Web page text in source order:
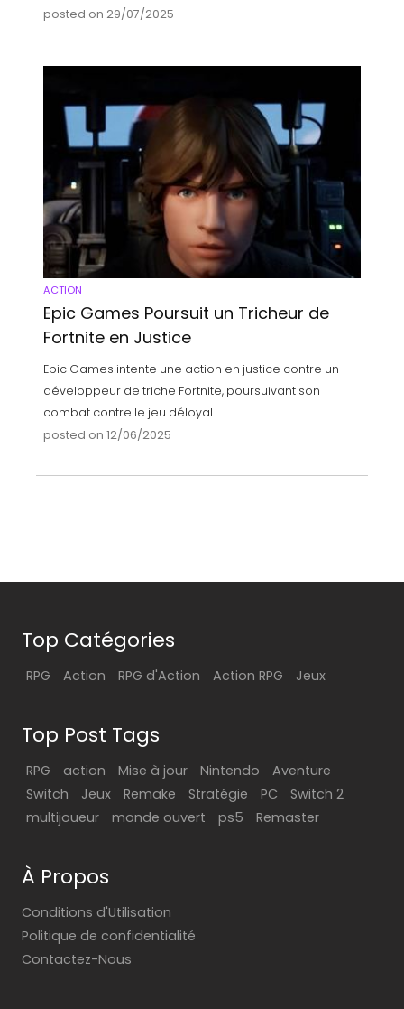
posted on 29/07/2025
ACTION
Epic Games Poursuit un Tricheur de
Fortnite en Justice
Epic Games intente une action en justice contre un
développeur de triche Fortnite, poursuivant son
combat contre le jeu déloyal.
posted on 12/06/2025
Top Catégories
RPG Action RPG d'Action Action RPG Jeux
Top Post Tags
RPG action Mise à jour Nintendo
Aventure
Switch
Jeux Remake Stratégie PC
Switch 2
multijoueur
monde ouvert ps5 Remaster
À Propos
Conditions d'Utilisation
Politique de confidentialité
Contactez-Nous